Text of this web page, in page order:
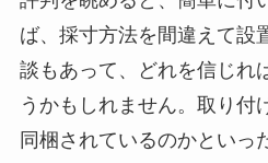
ば、採寸方法を間違えて設
談もあって、どれを信じれ
うかもしれません。取り付
同梱されているのかといっ